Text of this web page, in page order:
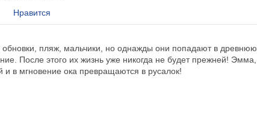
Нравится
пляж, мальчики, но однажды они попадают в древнюю
После этого их жизнь уже никогда не будет прежней! Эмма,
в мгновение ока превращаются в русалок!